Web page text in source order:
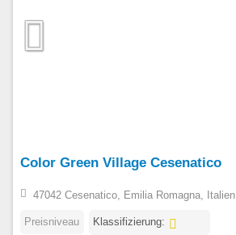
Color Green Village Cesenatico
47042 Cesenatico, Emilia Romagna, Italien
Preisniveau Klassifizierung: